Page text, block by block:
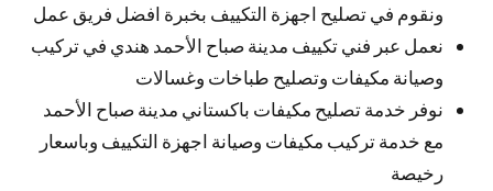
ونقوم في تصليح اجهزة التكييف بخبرة افضل فريق عمل
نعمل عبر فني تكييف مدينة صباح الأحمد هندي في تركيب
وصيانة مكيفات وتصليح طباخات وغسالات
نوفر خدمة تصليح مكيفات باكستاني مدينة صباح الأحمد
مع خدمة تركيب مكيفات وصيانة اجهزة التكييف وباسعار
رخيصة